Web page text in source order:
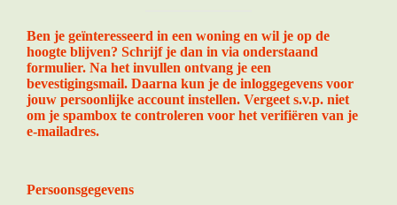
Ben je geïnteresseerd in een woning en wil je op de
hoogte blijven? Schrijf je dan in via onderstaand
formulier. Na het invullen ontvang je een
bevestigingsmail. Daarna kun je de inloggegevens voor
jouw persoonlijke account instellen. Vergeet s.v.p. niet
om je spambox te controleren voor het verifiëren van je
e-mailadres.
Persoonsgegevens